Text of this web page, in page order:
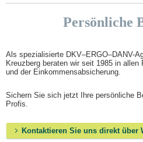
Persönliche
Als spezialisierte DKV–ERGO–DANV-
Kreuzberg beraten wir seit 1985 in
und der Einkommensabsicherung.
Sichern Sie sich jetzt Ihre persönliche
Profis.
Kontaktieren Sie uns direkt über